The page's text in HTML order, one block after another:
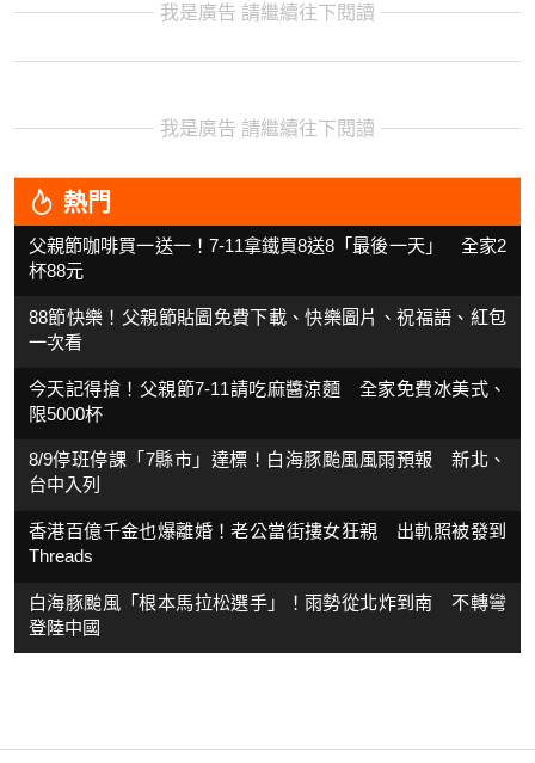
我是廣告 請繼續往下閱讀
我是廣告 請繼續往下閱讀
熱門
父親節咖啡買一送一！7-11拿鐵買8送8「最後一天」 全家2
杯88元
88節快樂！父親節貼圖免費下載、快樂圖片、祝福語、紅包
一次看
今天記得搶！父親節7-11請吃麻醬涼麵 全家免費冰美式、
限5000杯
8/9停班停課「7縣市」達標！白海豚颱風風雨預報 新北、
台中入列
香港百億千金也爆離婚！老公當街摟女狂親 出軌照被發到
Threads
白海豚颱風「根本馬拉松選手」！雨勢從北炸到南 不轉彎
登陸中國